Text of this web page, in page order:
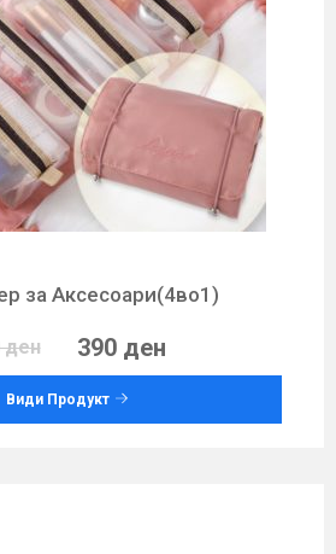
за Аксесоари(4во1)
ден 390 ден
Види Продукт